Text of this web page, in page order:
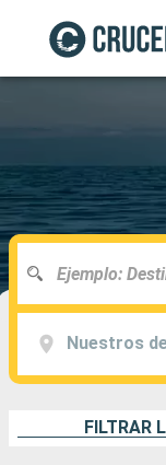
Nuestros
FILTRAR